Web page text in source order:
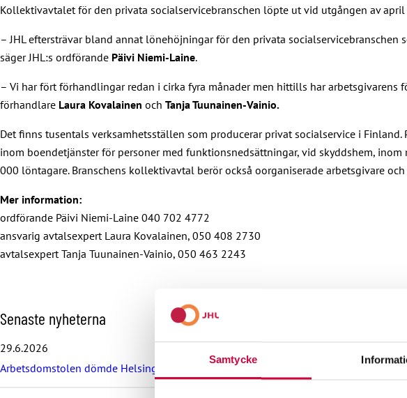
Samtycke
Kollektivavtalet för den privata socialservicebranschen löpte ut vid utgången av
– JHL eftersträvar bland annat lönehöjningar för den privata
säger JHL:s ordförande Päivi Niemi-Laine.
– Vi har fört förhandlingar redan i cirka fyra månader men hittills har arbetsgivarens
förhandlare Laura Kovalainen och Tanja Tuunainen-Vainio.
Det finns tusentals verksamhetsställen som producerar privat socialservice i
inom boendetjänster för personer med funktionsnedsättningar, vid skyddshem,
000 löntagare. Branschens kollektivavtal berör också oorganiserade arbetsgivare
Mer information:
ordförande Päivi Niemi-Laine 040 702 4772
ansvarig avtalsexpert Laura Kovalainen, 050 408 2730
avtalsexpert Tanja Tuunainen-Vainio, 050 463 2243
H
o
p
p
a
Senaste nyheterna
29.6.2026
Arbetsdomstolen dömde Helsingfors stad till böter på grund av brott mot